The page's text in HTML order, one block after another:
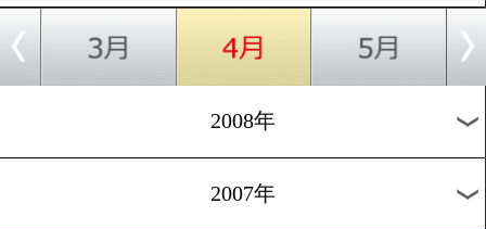
2012年